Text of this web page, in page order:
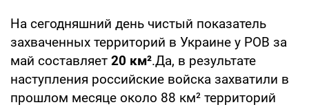
На сегодняшний день чистый показатель
захваченных территорий в Украине у РОВ за
май составляет 20 км².Да, в результате
наступления российские войска захватили в
прошлом месяце около 88 км² территорий